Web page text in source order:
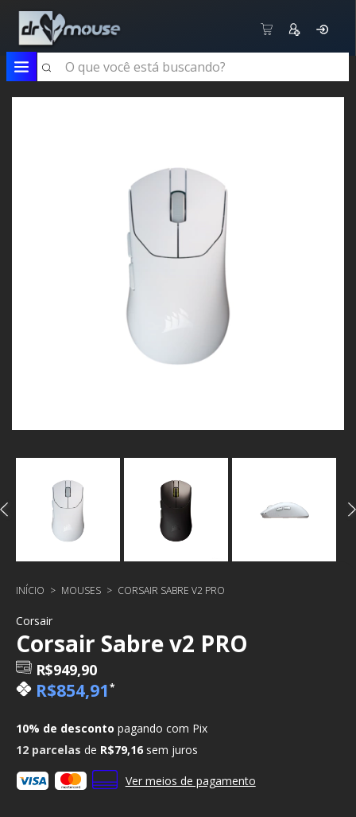
INÍCIO > MOUSES > CORSAIR SABRE V2 PRO
Corsair
Corsair Sabre v2 PRO
R$949,90
R$854,91*
10% de desconto pagando com Pix
12 parcelas de R$79,16 sem juros
Ver meios de pagamento